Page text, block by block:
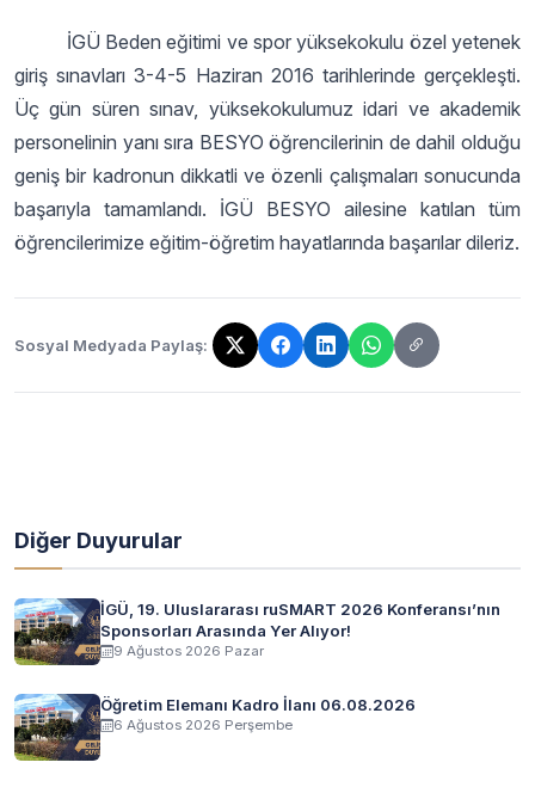
İGÜ Beden eğitimi ve spor yüksekokulu özel yetenek
giriş sınavları 3-4-5 Haziran 2016 tarihlerinde gerçekleşti.
Üç gün süren sınav, yüksekokulumuz idari ve akademik
personelinin yanı sıra BESYO öğrencilerinin de dahil olduğu
geniş bir kadronun dikkatli ve özenli çalışmaları sonucunda
başarıyla tamamlandı. İGÜ BESYO ailesine katılan tüm
öğrencilerimize eğitim-öğretim hayatlarında başarılar dileriz.
Sosyal Medyada Paylaş:
Bağlantı kopyalandı!
Diğer Duyurular
İGÜ, 19. Uluslararası ruSMART 2026 Konferansı’nın
Sponsorları Arasında Yer Alıyor!
9 Ağustos 2026 Pazar
Öğretim Elemanı Kadro İlanı 06.08.2026
6 Ağustos 2026 Perşembe